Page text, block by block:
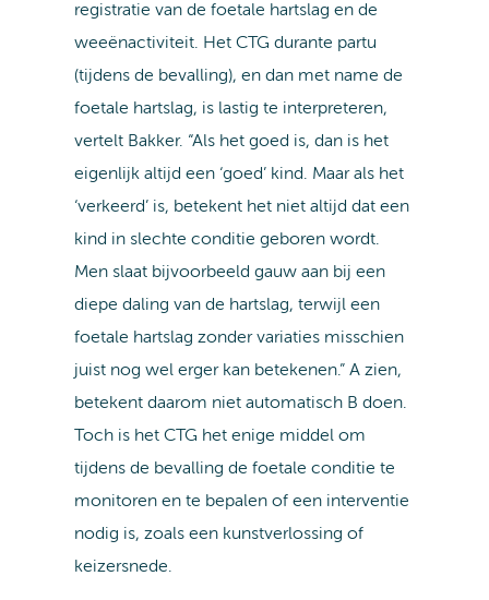
registratie van de foetale hartslag en de
weeënactiviteit. Het CTG durante partu
(tijdens de bevalling), en dan met name de
foetale hartslag, is lastig te interpreteren,
vertelt Bakker. “Als het goed is, dan is het
eigenlijk altijd een ‘goed’ kind. Maar als het
‘verkeerd’ is, betekent het niet altijd dat een
kind in slechte conditie geboren wordt.
Men slaat bijvoorbeeld gauw aan bij een
diepe daling van de hartslag, terwijl een
foetale hartslag zonder variaties misschien
juist nog wel erger kan betekenen.” A zien,
betekent daarom niet automatisch B doen.
Toch is het CTG het enige middel om
tijdens de bevalling de foetale conditie te
monitoren en te bepalen of een interventie
nodig is, zoals een kunstverlossing of
keizersnede.